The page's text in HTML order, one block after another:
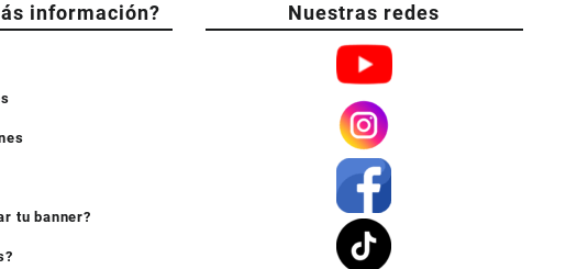
información?
tu banner?
Nuestras redes